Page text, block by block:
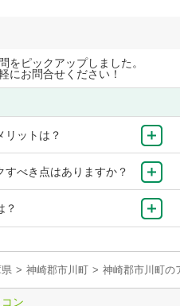
をピックアップしました。
にお問合せください！
リットは？
べき点はありますか？
？
> 神崎郡市川町 > 神崎郡市川町の
ン